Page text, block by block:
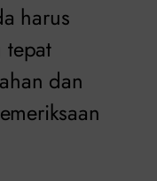
harus
tepat
dan